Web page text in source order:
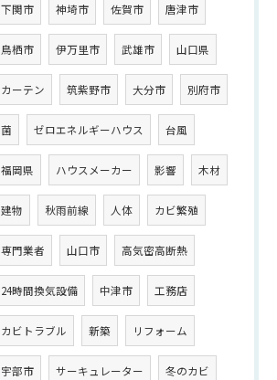
下関市 神埼市 佐賀市 唐津市
鳥栖市 伊万里市 武雄市 山口県
カーテン 筑紫野市 大分市 別府市
菌 ゼロエネルギーハウス 台風
福岡県 ハウスメーカー 影響 木材
建物 秋雨前線 人体 カビ繁殖
専門業者 山口市 高気密高断熱
24時間換気設備 中津市 工務店
カビトラブル 新築 リフォーム
宇部市 サーキュレーター 冬のカビ